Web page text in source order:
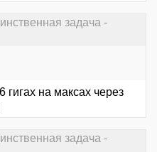
задача -
на максах через
задача -